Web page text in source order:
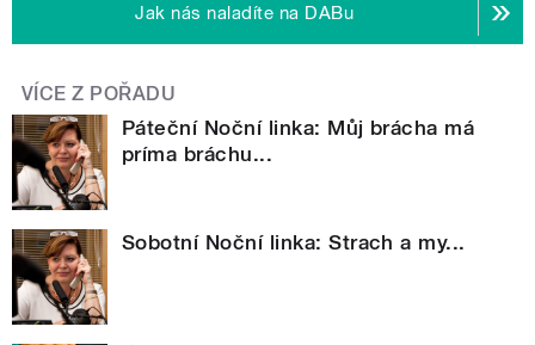
Jak nás naladíte na DABu
VÍCE Z POŘADU
Páteční Noční linka: Můj brácha má
príma bráchu...
Sobotní Noční linka: Strach a my...